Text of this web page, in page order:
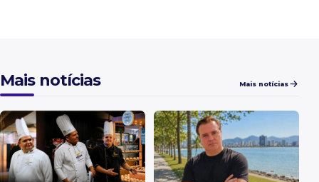
Mais notícias Mais notícias